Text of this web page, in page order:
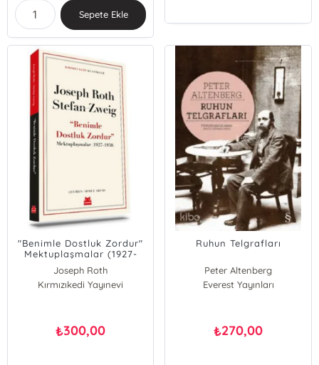
Sepete Ekle
"Benimle Dostluk Zordur"
Mektuplaşmalar (1927-
1938)
Joseph Roth
Kırmızıkedi Yayınevi
₺300,00
Ruhun Telgrafları
Peter Altenberg
Everest Yayınları
₺270,00